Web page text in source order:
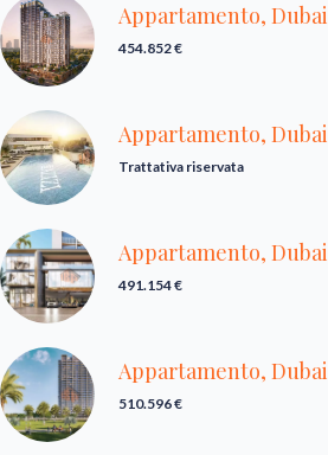
Appartamento, Dubai
454.852 €
Appartamento, Dubai
Trattativa riservata
Appartamento, Dubai
491.154 €
Appartamento, Dubai
510.596 €